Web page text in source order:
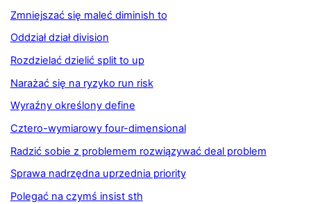
Zmniejszać się maleć diminish to
Oddział dział division
Rozdzielać dzielić split to up
Narażać się na ryzyko run risk
Wyraźny określony define
Cztero-wymiarowy four-dimensional
Radzić sobie z problemem rozwiązywać deal problem
Sprawa nadrzędna uprzednia priority
Polegać na czymś insist sth